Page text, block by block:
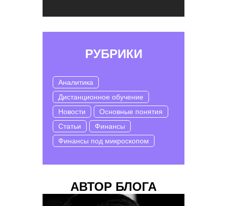
РУБРИКИ
Аналитика
Дистанционное обучение
Новости
Основные понятия
Статьи
Финансы
Финансы под микроскопом
АВТОР БЛОГА